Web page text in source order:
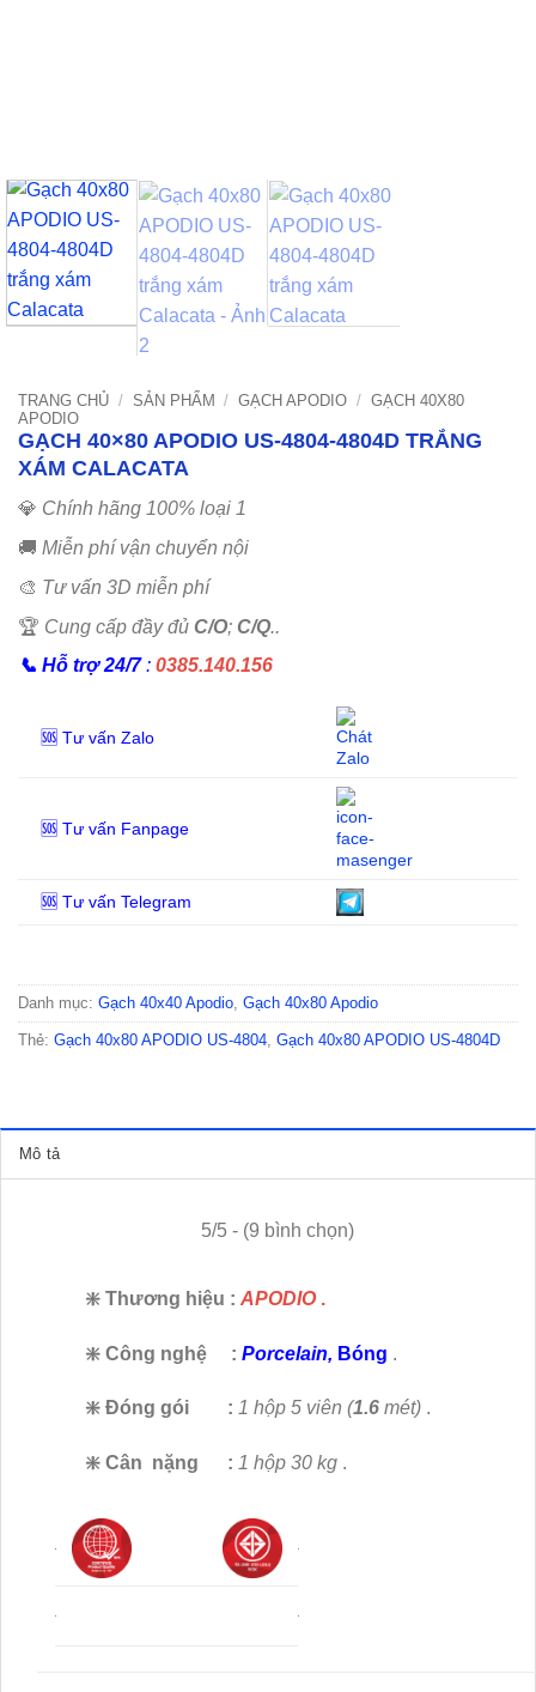
TRANG CHỦ / SẢN PHẨM / GẠCH APODIO / GẠCH 40X80
APODIO
GẠCH 40×80 APODIO US-4804-4804D TRẮNG
XÁM CALACATA
💎 Chính hãng 100% loại 1
🚚 Miễn phí vận chuyển nội
🎨 Tư vấn 3D miễn phí
🏆 Cung cấp đầy đủ C/O; C/Q..
📞 Hỗ trợ 24/7: 0385.140.156
🆘 Tư vấn Zalo
🆘 Tư vấn Fanpage
🆘 Tư vấn Telegram
Danh mục: Gạch 40x40 Apodio Gạch 40x80 Apodio
Thẻ: Gạch 40x80 APODIO US-4804 Gạch 40x80 APODIO US-4804D
Mô tả
5/5 - (9 bình chọn)
❇️ Thương hiệu : APODIO.
❇️ Công nghệ : Porcelain, Bóng .
❇️ Đóng gói : 1 hộp 5 viên (1.6 mét) .
❇️ Cân nặng : 1 hộp 30 kg .